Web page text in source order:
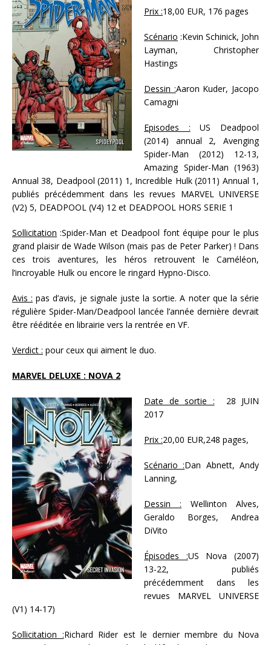
Prix :18,00 EUR, 176 pages
Scénario :Kevin Schinick, John
Layman, Christopher
Hastings
Dessin :Aaron Kuder, Jacopo
Camagni
Episodes : US Deadpool
(2014) annual 2, Avenging
Spider-Man (2012) 12-13,
Amazing Spider-Man (1963)
Annual 38, Deadpool (2011) 1, Incredible Hulk (2011) Annual 1,
publiés précédemment dans les revues MARVEL UNIVERSE
(V2) 5, DEADPOOL (V4) 12 et DEADPOOL HORS SERIE 1
Sollicitation :Spider-Man et Deadpool font équipe pour le plus
grand plaisir de Wade Wilson (mais pas de Peter Parker) ! Dans
ces trois aventures, les héros retrouvent le Caméléon,
l’incroyable Hulk ou encore le ringard Hypno-Disco.
Avis : pas d’avis, je signale juste la sortie. A noter que la série
régulière Spider-Man/Deadpool lancée l’année dernière devrait
être rééditée en librairie vers la rentrée en VF.
Verdict : pour ceux qui aiment le duo.
MARVEL DELUXE : NOVA 2
Date de sortie : 28 JUIN
2017
Prix :20,00 EUR,248 pages,
Scénario :Dan Abnett, Andy
Lanning,
Dessin : Wellinton Alves,
Geraldo Borges, Andrea
DiVito
Épisodes :US Nova (2007)
13-22, publiés
précédemment dans les
revues MARVEL UNIVERSE
(V1) 14-17)
Sollicitation :Richard Rider est le dernier membre du Nova